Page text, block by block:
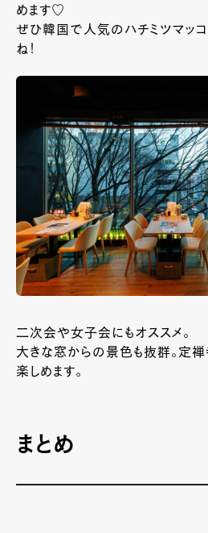
めます♡
ぜひ韓国で人気のハチミツマッ
ね！
二次会や女子会にもオススメ。
大きな窓からの景色も抜群。定
楽しめます。
まとめ